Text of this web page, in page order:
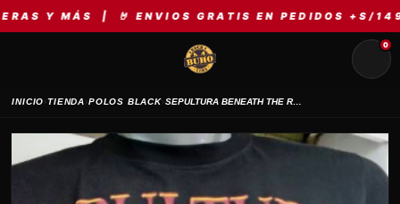
| 🤘 ENVIOS GRATIS EN PEDIDOS +S/149 | ⚡
0
INICIO›TIENDA›POLOS BLACK› SEPULTURA BENEATH THE REMAINS